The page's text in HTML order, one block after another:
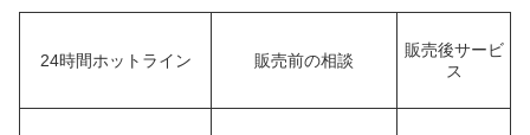
24時間ホットライン 販売前の相談
販売後サービ
ス